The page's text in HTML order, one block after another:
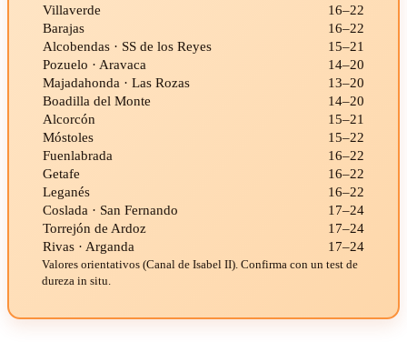
Villaverde
16–22
Barajas
16–22
Alcobendas · SS de los Reyes
15–21
Pozuelo · Aravaca
14–20
Majadahonda · Las Rozas
13–20
Boadilla del Monte
14–20
Alcorcón
15–21
Móstoles
15–22
Fuenlabrada
16–22
Getafe
16–22
Leganés
16–22
Coslada · San Fernando
17–24
Torrejón de Ardoz
17–24
Rivas · Arganda
17–24
Valores orientativos (Canal de Isabel II). Confirma con un test de
dureza in situ.